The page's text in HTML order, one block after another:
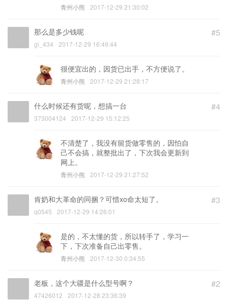
青州小熊 2017-12-29 21:30:02
#5
那么是多少钱呢
gl_434 2017-12-29 16:49:44
很便宜出的，因货已出手，不方便说了。
青州小熊 2017-12-29 21:28:17
#4
什么时候还有货呢，想搞一台
373004124 2017-12-29 15:12:25
不清楚了，我没有留货做零售的，因怕自
己不会搞，就整批出了，下次我会更新到
网上。
青州小熊 2017-12-29 21:27:52
#3
肯奶和大革命的同捆？可惜xo命太短了。
q0545 2017-12-29 14:26:01
是的，不太懂的货，所以转手了，学习一
下，下次准备自己出零售。
青州小熊 2017-12-30 0:34:55
#2
老板，这个大疆是什么型号啊？
47426012 2017-12-28 23:36:39